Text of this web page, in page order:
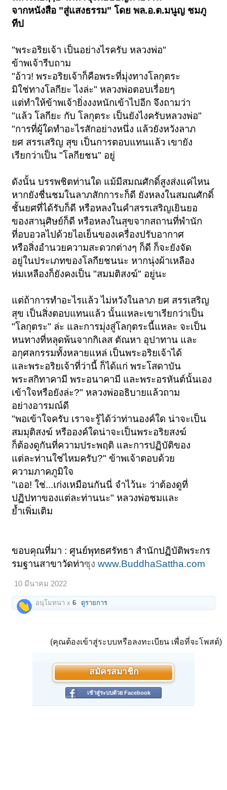
จากหนังสือ "สู่แสงธรรม" โดย พล.อ.ต.มนูญ ชมภู
ทีป
"พระอริยเจ้า เป็นอย่างไรครับ หลวงพ่อ"
ข้าพเจ้ารีบถาม
"อ้าว! พระอริยเจ้าก็คือพระที่มุ่งทางโลกุตระ
มิใช่ทางโลกียะ ไงล่ะ" หลวงพ่อตอบเรื่อยๆ
แต่ทำให้ข้าพเจ้ายิ่งงงหนักเข้าไปอีก จึงถามว่า
"แล้ว โลกียะ กับ โลกุตระ เป็นยังไงครับหลวงพ่อ"
"การที่ผู้ใดทำอะไรสักอย่างหนึ่ง แล้วยังหวังลาภ
ยศ สรรเสริญ สุข เป็นการตอบแทนแล้ว เขายัง
เรียกว่าเป็น "โลกียชน" อยู่
ดังนั้น บรรพชิตท่านใด แม้มีสมณศักดิ์สูงส่งแค่ไหน
หากยังชื่นชมในลาภสักการะก็ดี ยังหลงในสมณศักดิ์
ชั้นยศที่ได้รับก็ดี หรือหลงในคำสรรเสริญเยินยอ
ของสานุศิษย์ก็ดี หรือหลงในสุขจากสถานที่พำนัก
ที่อบอวลไปด้วยไอเย็นของเครื่องปรับอากาศ
หรือสิ่งอำนวยความสะดวกต่างๆ ก็ดี ก็จะยังจัด
อยู่ในประเภทของโลกียชนนะ หากนุ่งผ้าเหลือง
ห่มเหลืองก็ยังคงเป็น "สมมติสงฆ์" อยู่นะ
แต่ถ้าการทำอะไรแล้ว ไม่หวังในลาภ ยศ สรรเสริญ
สุข เป็นสิ่งตอบแทนแล้ว นั้นแหละเขาเรียกว่าเป็น
"โลกุตระ" ล่ะ และการมุ่งสู่โลกุตระนี้แหละ จะเป็น
หนทางที่หลุดพ้นจากกิเลส ตัณหา อุปาทาน และ
อกุศลกรรมทั้งหลายแหล่ เป็นพระอริยเจ้าได้
และพระอริยเจ้าที่ว่านี้ ก็ได้แก่ พระโสดาบัน
พระสกิทาคามี พระอนาคามี และพระอรหันต์นั้นเอง
เข้าใจหรือยังล่ะ?" หลวงพ่ออธิบายแล้วถาม
อย่างอารมณ์ดี
"พอเข้าใจครับ เราจะรู้ได้ว่าท่านองค์ใด น่าจะเป็น
สมมุติสงฆ์ หรือองค์ใดน่าจะเป็นพระอริยสงฆ์
ก็ต้องดูกันที่ความประพฤติ และการปฏิบัติของ
แต่ละท่านใช่ไหมครับ?" ข้าพเจ้าตอบด้วย
ความภาคภูมิใจ
"เออ! ใช่...เก่งเหมือนกันนี่ จำไว้นะ ว่าต้องดูที่
ปฏิปทาของแต่ละท่านนะ" หลวงพ่อชมและ
ย้ำเพิ่มเติม
ขอบคุณที่มา : ศูนย์พุทธศรัทธา สำนักปฏิบัติพระกร
รมฐานสาขาวัดท่าซุงwww.BuddhaSattha.com
10 มีนาคม 2022
อนุโมทนา x6 ดูรายการ
(คุณต้องเข้าสู่ระบบหรือลงทะเบียน เพื่อที่จะโพสต์)
สมัครสมาชิก
เข้าสู่ระบบด้วย Facebook